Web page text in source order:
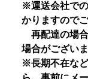
※運送会社で
かりますので
再配達の場合
場合がございま
※長期不在な